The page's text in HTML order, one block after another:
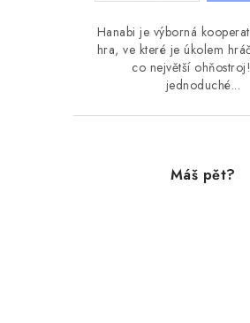
Hanabi je výborná
hra, ve které je úkolem
co největší
jednoduché...
Máš pět?